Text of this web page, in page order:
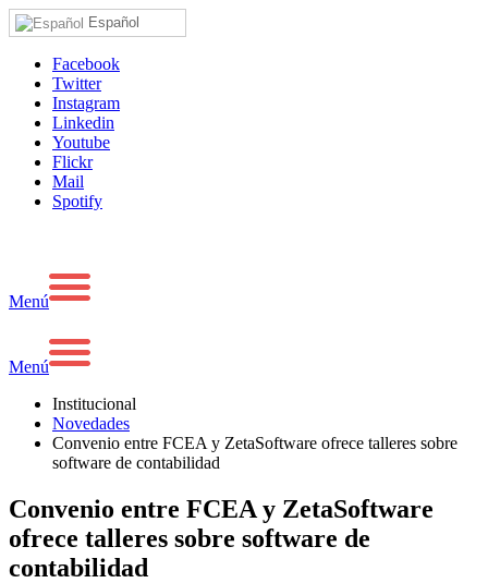
Español
Facebook
Twitter
Instagram
Linkedin
Youtube
Flickr
Mail
Spotify
Menú
Menú
Institucional
Novedades
Convenio entre FCEA y ZetaSoftware ofrece talleres sobre
software de contabilidad
Convenio entre FCEA y ZetaSoftware
ofrece talleres sobre software de
contabilidad